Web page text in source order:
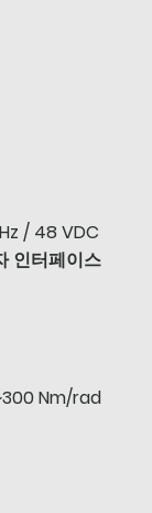
/ 48 VDC
인터페이스
Nm/rad